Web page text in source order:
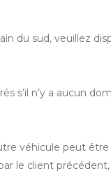
du sud, veuillez
s’il n’y a aucun
véhicule peut
le client